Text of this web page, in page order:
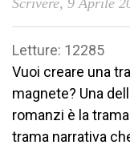
Scrivere, 9 Aprile
Letture: 12285
Vuoi creare una
magnete? Una
romanzi è la
trama narrativa